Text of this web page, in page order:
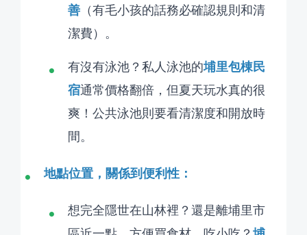
善 （有毛小孩的話務必確認規則和清
潔費）。
有沒有泳池？私人泳池的埔里包棟民
宿通常價格翻倍，但夏天玩水真的很
爽！公共泳池則要看清潔度和開放時
間。
地點位置，關係到便利性：
想完全隱世在山林裡？還是離埔里市